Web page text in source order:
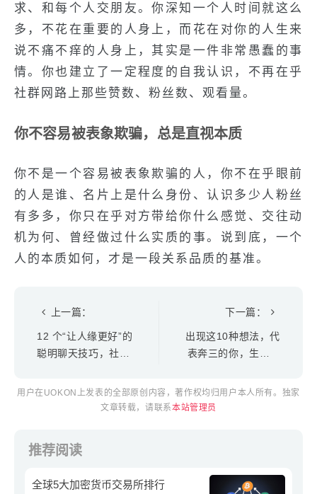
求、和每个人交朋友。你深知一个人时间就这么
多，不花在重要的人身上，而花在对你的人生来
说不痛不痒的人身上，其实是一件非常愚蠢的事
情。你也建立了一定程度的自我认识，不再在乎
社群网路上那些赞数、粉丝数、观看量。
你不容易被表象欺骗，总是直视本质
你不是一个容易被表象欺骗的人，你不在乎眼前
的人是谁、名片上是什么身份、认识多少人粉丝
有多多，你只在乎对方带给你什么感觉、交往动
机为何、曾经做过什么实质的事。说到底，一个
人的本质如何，才是一段关系品质的基准。
上一篇：
12 个“让人缘更好”的
聪明聊天技巧，社交
下一篇：
出现这10种想法，代
表奔三的你，生活将
用户在UOKON上发表的全部原创内容，著作权均归用户本人所有。独家
文章转载，请联系本站管理员
推荐阅读
全球5大加密货币交易所排行